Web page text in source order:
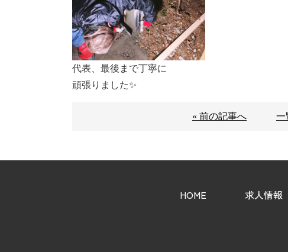
代表、最後まで丁寧に
頑張りました✨
« 前の記事へ 一
HOME 求人情報